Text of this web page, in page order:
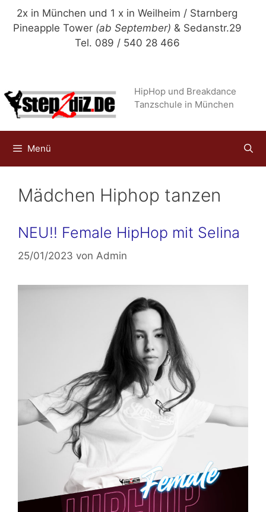
Zum
Inhalt
2x in München und 1 x in Weilheim / Starnberg
Pineapple Tower (ab September) & Sedanstr.29
Tel. 089 / 540 28 466
HipHop und Breakdance
Tanzschule in München
Menü
Mädchen Hiphop tanzen
NEU!! Female HipHop mit Selina
25/01/2023 von Admin